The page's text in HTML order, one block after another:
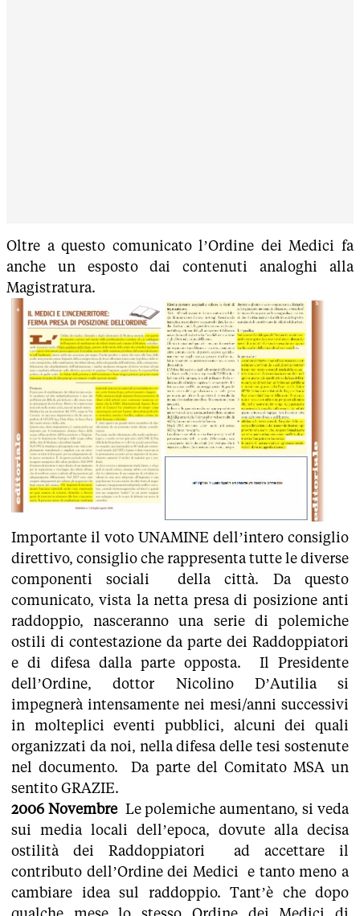
Oltre a questo comunicato l’Ordine dei Medici fa
anche un esposto dai contenuti analoghi alla
Magistratura.
Importante il voto UNAMINE dell’intero consiglio
direttivo, consiglio che rappresenta tutte le diverse
componenti sociali della città. Da questo
comunicato, vista la netta presa di posizione anti
raddoppio, nasceranno una serie di polemiche
ostili di contestazione da parte dei Raddoppiatori
e di difesa dalla parte opposta. Il Presidente
dell’Ordine, dottor Nicolino D’Autilia si
impegnerà intensamente nei mesi/anni successivi
in molteplici eventi pubblici, alcuni dei quali
organizzati da noi, nella difesa delle tesi sostenute
nel documento. Da parte del Comitato MSA un
sentito GRAZIE.
2006 NovembreLe polemiche aumentano, si veda
sui media locali dell’epoca, dovute alla decisa
ostilità dei Raddoppiatori ad accettare il
contributo dell’Ordine dei Medici e tanto meno a
cambiare idea sul raddoppio. Tant’è che dopo